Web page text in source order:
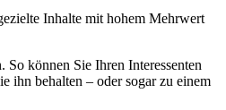
Inhalte mit hohem Mehrwert
können Sie Ihren Interessenten
ihn behalten – oder sogar zu einem